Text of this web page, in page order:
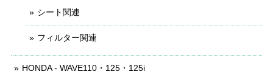
シート関連
フィルター関連
HONDA - WAVE110・125・125i